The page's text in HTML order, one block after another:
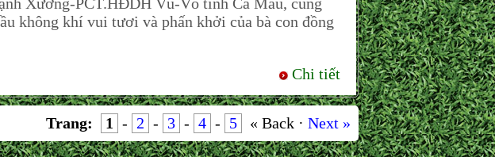
không khí vui tươi và phấn khởi của bà con đồng
Chi tiết
Trang: 1 - 2 - 3 - 4 - 5 « Back · Next »